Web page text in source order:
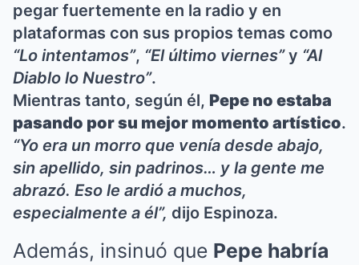
pegar fuertemente en la radio y en
plataformas con sus propios temas como
“Lo intentamos”, “El último viernes”y “Al
Diablo lo Nuestro”.
Mientras tanto, según él, Pepe no estaba
pasando por su mejor momento artístico.
“Yo era un morro que venía desde abajo,
sin apellido, sin padrinos… y la gente me
abrazó. Eso le ardió a muchos,
especialmente a él”, dijo Espinoza.
Además, insinuó que Pepe habría